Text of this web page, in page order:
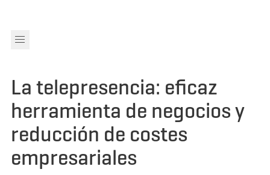
La telepresencia: eficaz
herramienta de negocios y
reducción de costes
empresariales